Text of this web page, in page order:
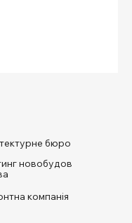
бюро
новобудов
компанія